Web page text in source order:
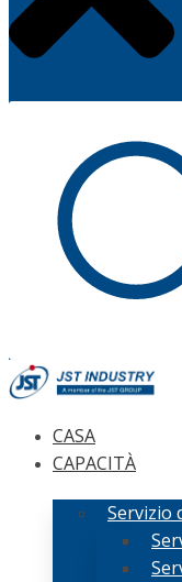
CASA
CAPACITÀ
Servizio